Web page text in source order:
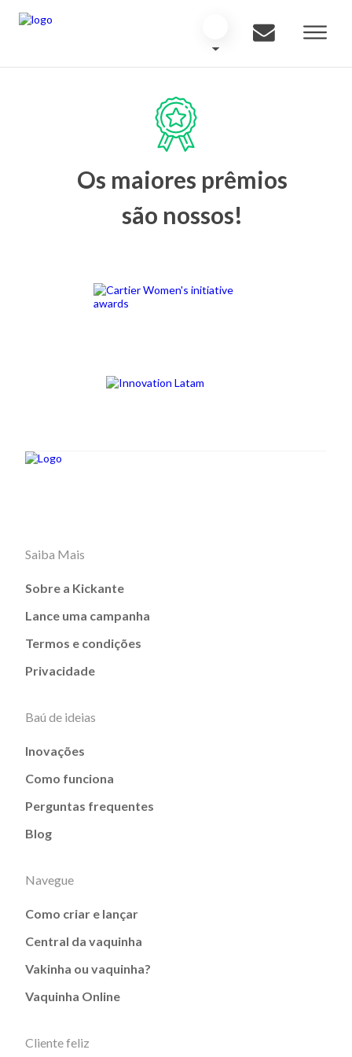
Os maiores prêmios
são nossos!
Saiba Mais
Sobre a Kickante
Lance uma campanha
Termos e condições
Privacidade
Baú de ideias
Inovações
Como funciona
Perguntas frequentes
Blog
Navegue
Como criar e lançar
Central da vaquinha
Vakinha ou vaquinha?
Vaquinha Online
Cliente feliz